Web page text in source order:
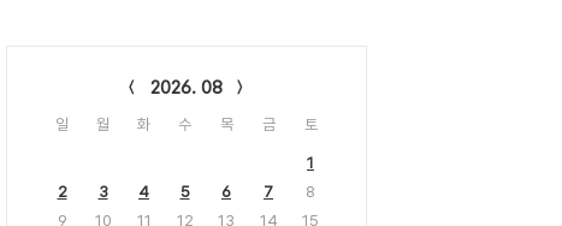
2026. 08
일 월 화 수 목 금 토
1
2
3 4 5 6 7
8
9
10 11 12 13 14
15